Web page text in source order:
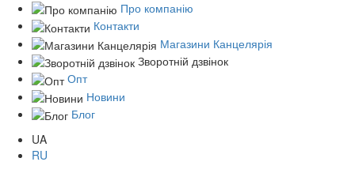
Про компанію
Контакти
Магазини Канцелярія
Зворотній дзвінок
Опт
Новини
Блог
UA
RU